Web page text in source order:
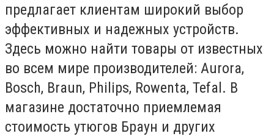
предлагает клиентам широкий выбор
эффективных и надежных устройств.
Здесь можно найти товары от известных
во всем мире производителей: Aurora,
Bosch, Braun, Philips, Rowenta, Tefal. В
магазине достаточно приемлемая
стоимость утюгов Браун и других